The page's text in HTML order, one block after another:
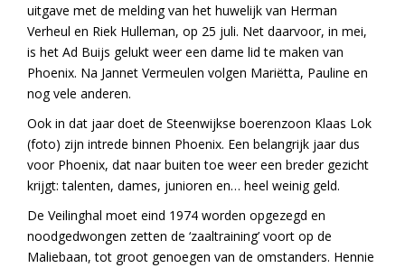
uitgave met de melding van het huwelijk van Herman
Verheul en Riek Hulleman, op 25 juli. Net daarvoor, in mei,
is het Ad Buijs gelukt weer een dame lid te maken van
Phoenix. Na Jannet Vermeulen volgen Mariëtta, Pauline en
nog vele anderen.
Ook in dat jaar doet de Steenwijkse boerenzoon Klaas Lok
(foto) zijn intrede binnen Phoenix. Een belangrijk jaar dus
voor Phoenix, dat naar buiten toe weer een breder gezicht
krijgt: talenten, dames, junioren en… heel weinig geld.
De Veilinghal moet eind 1974 worden opgezegd en
noodgedwongen zetten de ‘zaaltraining’ voort op de
Maliebaan, tot groot genoegen van de omstanders. Hennie